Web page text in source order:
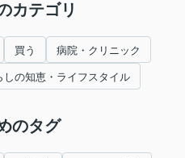
カテゴリ
買う 病院・クリニック
しの知恵・ライフスタイル
のタグ